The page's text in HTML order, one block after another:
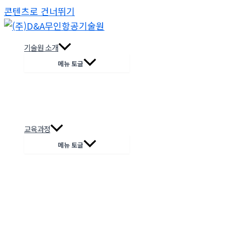
콘텐츠로 건너뛰기
기술원 소개
메뉴 토글
교육과정
메뉴 토글